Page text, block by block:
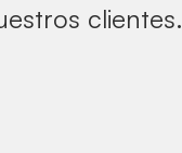
clientes.